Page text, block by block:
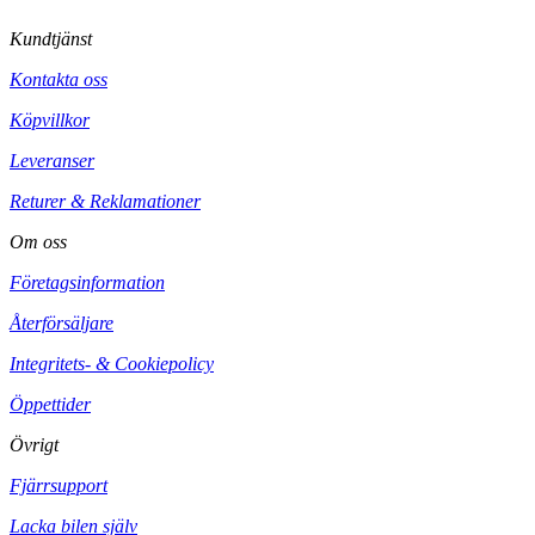
Kundtjänst
Kontakta oss
Köpvillkor
Leveranser
Returer & Reklamationer
Om oss
Företagsinformation
Återförsäljare
Integritets- & Cookiepolicy
Öppettider
Övrigt
Fjärrsupport
Lacka bilen själv